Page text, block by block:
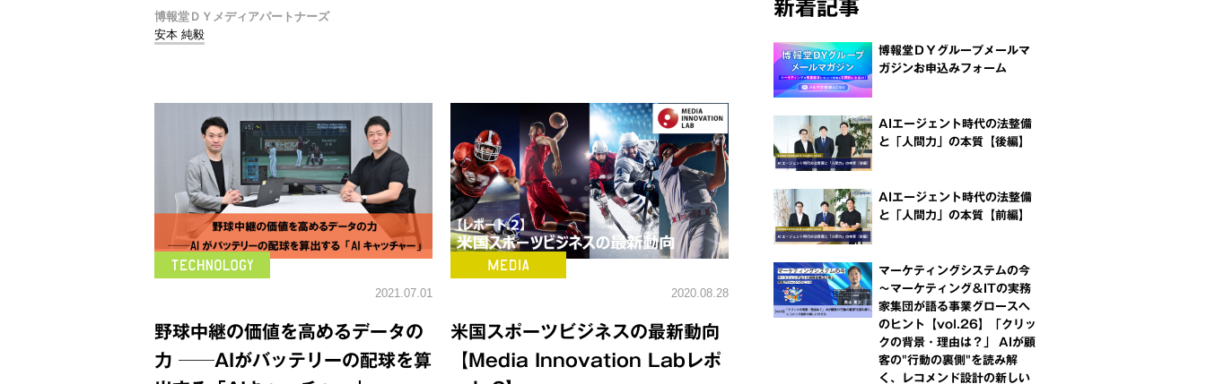
博報堂ＤＹメディアパートナーズ
安本 純毅
2021.07.01
野球中継の価値を高めるデータの
力 ──AIがバッテリーの配球を算
2020.08.28
米国スポーツビジネスの最新動向
【Media Innovation Labレポ
新着記事
博報堂ＤＹグループメールマ
ガジンお申込みフォーム
AIエージェント時代の法整備
と「人間力」の本質【後編】
AIエージェント時代の法整備
と「人間力」の本質【前編】
マーケティングシステムの今
～マーケティング＆ITの実務
家集団が語る事業グロースへ
のヒント【vol.26】「クリッ
クの背景・理由は？」 AIが顧
客の"行動の裏側"を読み解
く、レコメンド設計の新しい